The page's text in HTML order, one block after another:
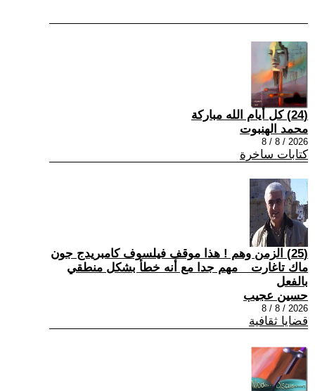
(24) كل أيام الله مباركة
محمد الهنبوت
2026 / 8 / 8
كتابات ساخرة
(25) الزمن وهم ! هذا موقف فيلسوف كامبريدج جون
ماك تاغارت _ مهم جدا مع أنه خطأ بشكل منطقي
بالفعل
حسين عجيب
2026 / 8 / 8
قضايا ثقافية